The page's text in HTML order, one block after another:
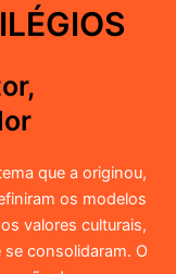
que a originou,
os modelos
valores culturais,
consolidaram. O